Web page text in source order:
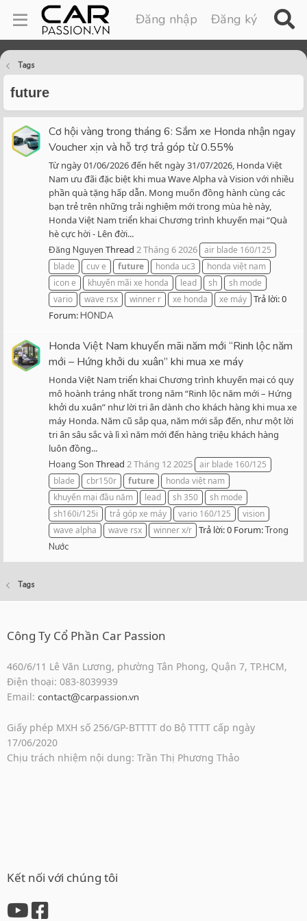
Đăng nhập Đăng ký
Tags
future
Cơ hội vàng trong tháng 6: Sắm xe Honda nhận ngay
Voucher xịn và hỗ trợ trả góp từ 0.55%
Từ ngày 01/06/2026 đến hết ngày 31/07/2026, Honda Việt
Nam ưu đãi đặc biệt khi mua Wave Alpha và Vision với nhiều
phần quà tặng hấp dẫn. Mong muốn đồng hành cùng các
bạn trẻ trên những trải nghiệm mới trong mùa hè này,
Honda Việt Nam triển khai Chương trình khuyến mại “Quà
hè cực hời - Lên đời...
Đăng Nguyen Thread 2 Tháng 6 2026 air blade 160/125
blade
cuv e future honda uc3
honda việt nam
icon e
khuyến mãi xe honda lead sh
sh mode
vario
wave rsx winner r xe honda xe máy Trả lời: 0
Forum:HONDA
Honda Việt Nam khuyến mãi năm mới “Rinh lộc năm
mới – Hứng khởi du xuân” khi mua xe máy
Honda Việt Nam triển khai Chương trình khuyến mại có quy
mô hoành tráng nhất trong năm “Rinh lộc năm mới – Hứng
khởi du xuân” như lời tri ân dành cho khách hàng khi mua xe
máy Honda. Năm cũ sắp qua, năm mới sắp đến, như một lời
tri ân sâu sắc và lì xì năm mới đến hàng triệu khách hàng
luôn đồng...
Hoang Son Thread 2 Tháng 12 2025 air blade 160/125
blade
cbr150r future
honda việt nam
khuyến mại đầu năm
lead sh 350
sh mode
sh160i/125i
trả góp xe máy vario 160/125
vision
wave alpha
wave rsx winner x/r Trả lời: 0 Forum:Trong
Nước
Tags
Công Ty Cổ Phần Car Passion
460/6/11 Lê Văn Lương, phường Tân Phong, Quận 7, TP.HCM,
Điện thoại: 083-8039939
Email: contact@carpassion.vn
Giấy phép MXH số 256/GP-BTTTT do Bộ TTTT cấp ngày
17/06/2020
Chịu trách nhiệm nội dung: Trần Thị Phương Thảo
Kết nối với chúng tôi